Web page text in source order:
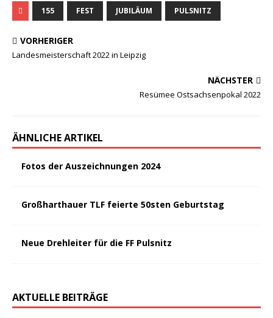
155 FEST JUBILÄUM PULSNITZ
VORHERIGER
Landesmeisterschaft 2022 in Leipzig
NÄCHSTER
Resümee Ostsachsenpokal 2022
ÄHNLICHE ARTIKEL
Fotos der Auszeichnungen 2024
Großharthauer TLF feierte 50sten Geburtstag
Neue Drehleiter für die FF Pulsnitz
AKTUELLE BEITRÄGE